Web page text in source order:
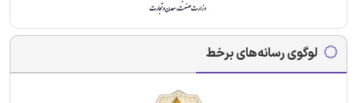
لوگوی رسانه‌های برخط